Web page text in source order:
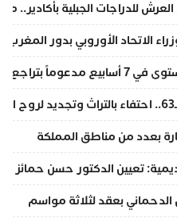
للدراجات الجبلية بأكادير..
الاتحاد الأوروبي بدور
عوائد السندات
تعيين الدكتور حسن حمائز
بعقد لثلاثة مواسم